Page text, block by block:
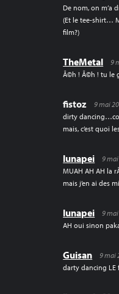
De nom, on m’a
(Et le tee-shirt…
film?)
TheMetal
9
Ã©h ! Ã©h ! tu le
fistoz
9 mai
dirty
mais, c’est quoi
lunapei
9
MUAH AH AH la
mais j’en ai des
lunapei
9
AH oui sinon
Guisan
9 mai
darty dancing LE